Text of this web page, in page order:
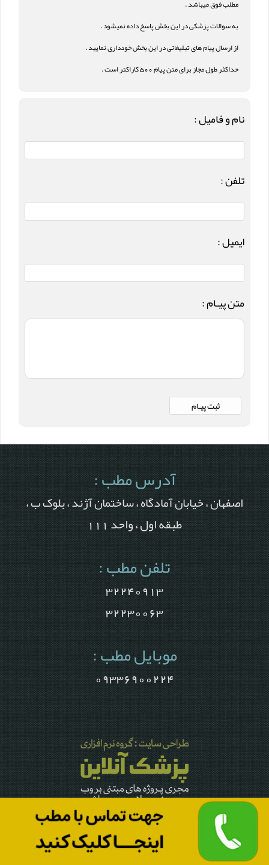
مطلب فوق میباشد .
به سوالات پزشکی در این بخش پاسخ داده نمیشود .
از ارسال پیام های تبلیغاتی در این بخش خودداری نمایید .
حداکثر طول مجاز برای متن پیام 500 کاراکتر است .
نام و فامیل :
تلفن :
ایمیل :
متن پیـام :
آدرس مطب :
اصفهان ، خیابان آمادگاه ، ساختمان آژند ، بلوک ب ،
طبقه اول ، واحد 111
تلفن مطب :
32240913
32230063
موبایل مطب :
09336900224